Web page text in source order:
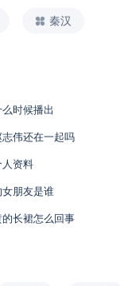
秦汉
时候播出
伟还在一起吗
资料
朋友是谁
长裙怎么回事